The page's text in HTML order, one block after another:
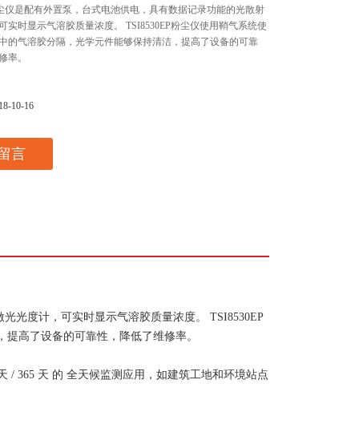
仪是配有外置泵，台式电池供电，具有数据记录功能的光散射
实时显示气溶胶质量浓度。 TSI8530EP粉尘仪使用鞘气系统使
的气溶胶分隔，光学元件能够保持清洁，提高了设备的可靠
率。
10-16
言
光度计，可实时显示气溶胶质量浓度。 TSI8530EP
高了设备的可靠性，降低了维修率。
/ 365 天 的 全天候监测应用，如建筑工地和环境站点